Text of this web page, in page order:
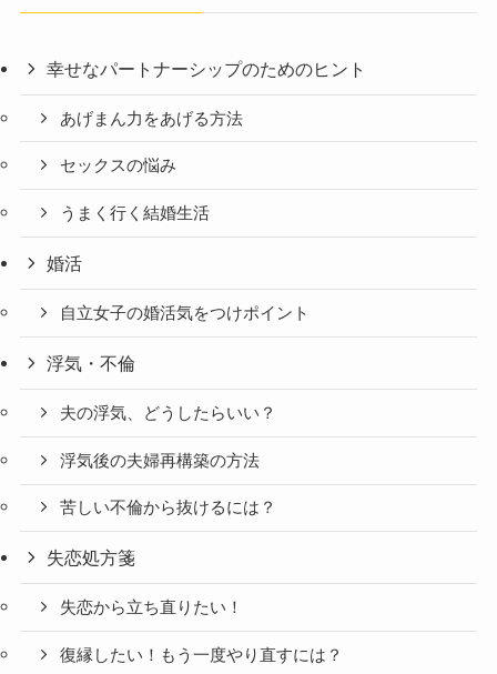
幸せなパートナーシップのためのヒント
あげまん力をあげる方法
セックスの悩み
うまく行く結婚生活
婚活
自立女子の婚活気をつけポイント
浮気・不倫
夫の浮気、どうしたらいい？
浮気後の夫婦再構築の方法
苦しい不倫から抜けるには？
失恋処方箋
失恋から立ち直りたい！
復縁したい！もう一度やり直すには？